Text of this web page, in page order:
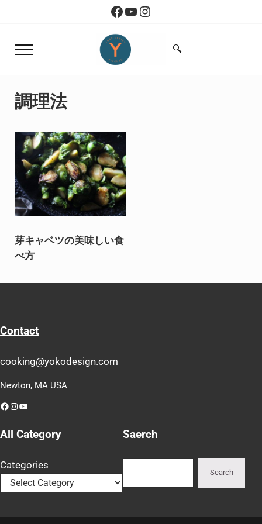
Skip to header right navigationFacebook
YouTube
Instagram
Menu
Yoko Design Kitchen
Search...
🔍
調理法
芽キャベツの美味しい食
べ方
Contact
cooking@yokodesign.com
Newton, MA USA
Facebook
Instagram
YouTube
All Category
Categories
Saerch
Search